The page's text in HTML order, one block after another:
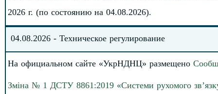
2026 г. (по состоянию на 04.08.2026).
04.08.2026 - Техническое регулирование
На официальном сайте «УкрНДНЦ» размещено
Зміна № 1 ДСТУ 8861:2019 «Системи рухомого